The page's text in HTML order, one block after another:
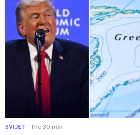
SVIJET Pre 30 min